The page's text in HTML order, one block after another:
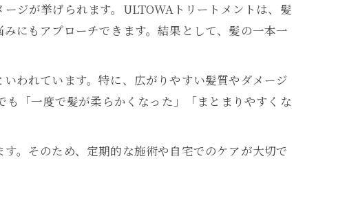
程
トの特徴
ジが挙げられます。ULTOWAトリートメントは、髪
にもアプローチできます。結果として、髪の一本一
われています。特に、広がりやすい髪質やダメージ
「一度で髪が柔らかくなった」「まとまりやすくな
。そのため、定期的な施術や自宅でのケアが大切で